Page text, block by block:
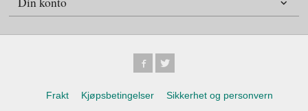
Frakt Kjøpsbetingelser Sikkerhet og personvern